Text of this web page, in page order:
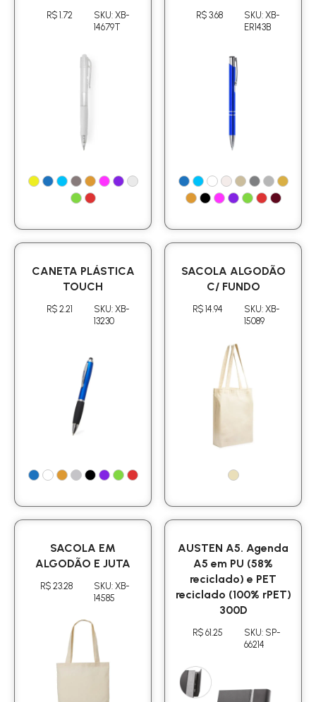
R$ 1.72
SKU: XB-
14679T
R$ 3.68
SKU: XB-
ER143B
CANETA PLÁSTICA
TOUCH
R$ 2.21
SKU: XB-
13230
SACOLA ALGODÃO
C/ FUNDO
R$ 14.94
SKU: XB-
15089
SACOLA EM
ALGODÃO E JUTA
R$ 23.28
SKU: XB-
14585
AUSTEN A5. Agenda
A5 em PU (58%
reciclado) e PET
reciclado (100% rPET)
300D
R$ 61.25
SKU: SP-
66214